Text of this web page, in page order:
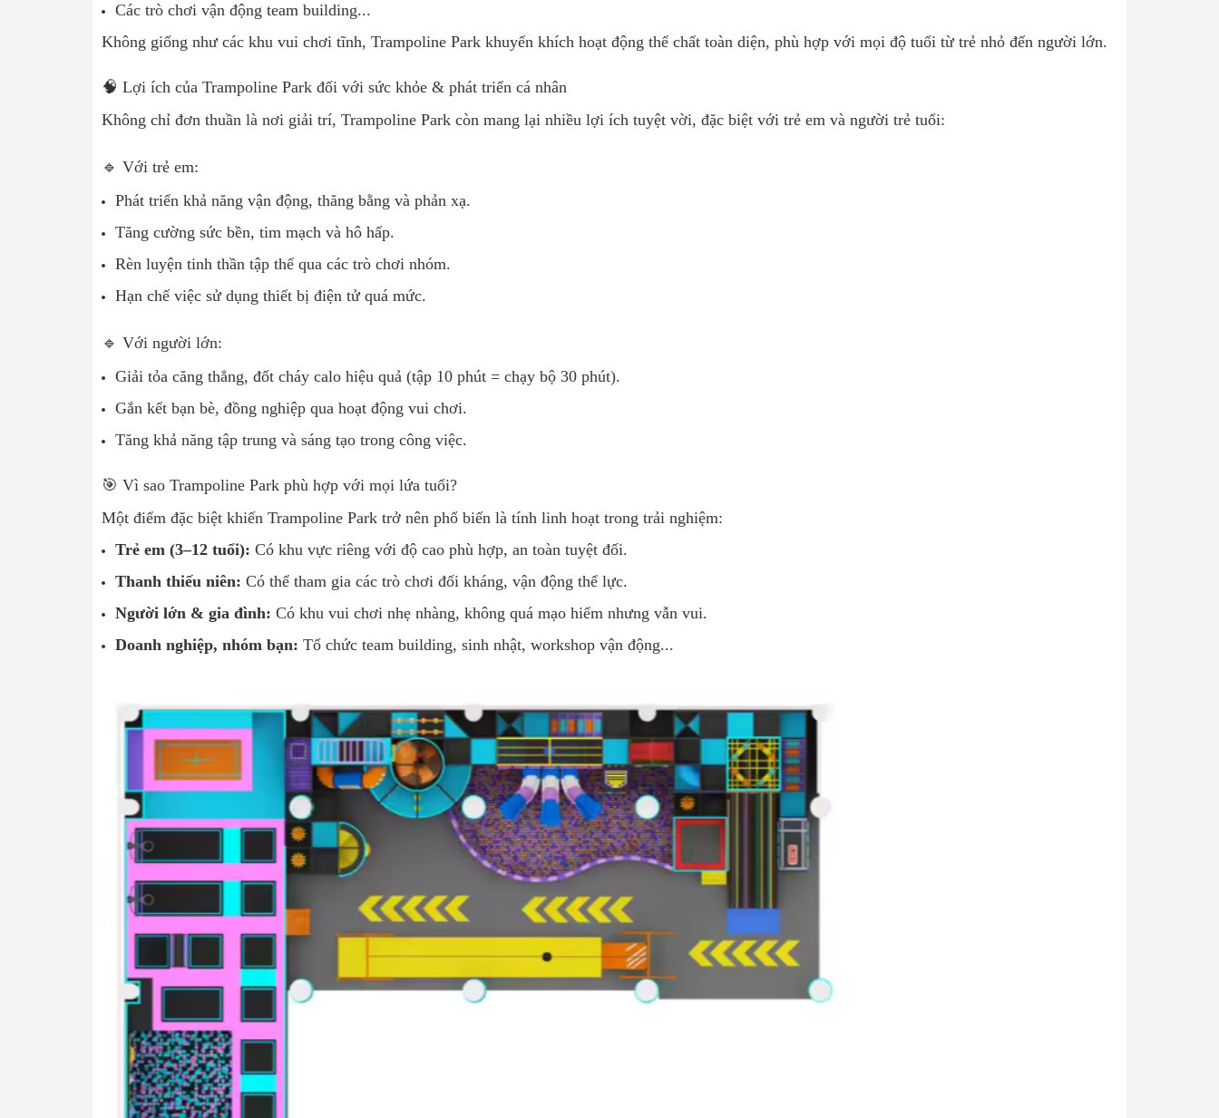
Các trò chơi vận động team building...
Không giống như các khu vui chơi tĩnh, Trampoline Park khuyến khích hoạt động thể chất toàn diện, phù hợp với mọi độ tuổi từ trẻ nhỏ đến người lớn.
🧠 Lợi ích của Trampoline Park đối với sức khỏe & phát triển cá nhân
Không chỉ đơn thuần là nơi giải trí, Trampoline Park còn mang lại nhiều lợi ích tuyệt vời, đặc biệt với trẻ em và người trẻ tuổi:
🔹 Với trẻ em:
Phát triển khả năng vận động, thăng bằng và phản xạ.
Tăng cường sức bền, tim mạch và hô hấp.
Rèn luyện tinh thần tập thể qua các trò chơi nhóm.
Hạn chế việc sử dụng thiết bị điện tử quá mức.
🔹 Với người lớn:
Giải tỏa căng thẳng, đốt cháy calo hiệu quả (tập 10 phút = chạy bộ 30 phút).
Gắn kết bạn bè, đồng nghiệp qua hoạt động vui chơi.
Tăng khả năng tập trung và sáng tạo trong công việc.
🎯 Vì sao Trampoline Park phù hợp với mọi lứa tuổi?
Một điểm đặc biệt khiến Trampoline Park trở nên phổ biến là tính linh hoạt trong trải nghiệm:
Trẻ em (3–12 tuổi): Có khu vực riêng với độ cao phù hợp, an toàn tuyệt đối.
Thanh thiếu niên: Có thể tham gia các trò chơi đối kháng, vận động thể lực.
Người lớn & gia đình: Có khu vui chơi nhẹ nhàng, không quá mạo hiểm nhưng vẫn vui.
Doanh nghiệp, nhóm bạn: Tổ chức team building, sinh nhật, workshop vận động...